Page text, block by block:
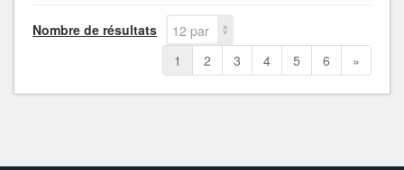
Nombre de résultats
12 par
page
1 2 3 4 5 6 »